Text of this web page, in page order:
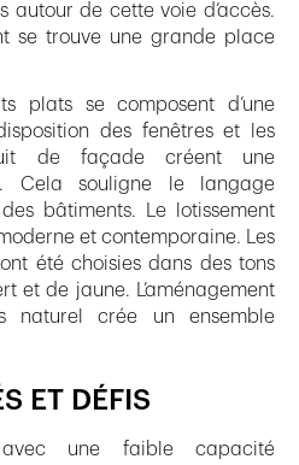
autour de cette voie d’accès.
se trouve une grande place
plats se composent d’une
des fenêtres et les
de façade créent une
Cela souligne le langage
bâtiments. Le lotissement
et contemporaine. Les
été choisies dans des tons
et de jaune. L’aménagement
naturel crée un ensemble
ET DÉFIS
une faible capacité